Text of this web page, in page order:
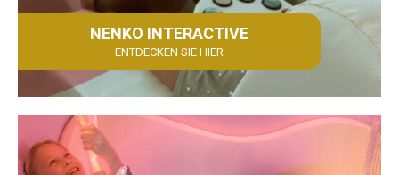
NENKO INTERACTIVE
ENTDECKEN SIE HIER